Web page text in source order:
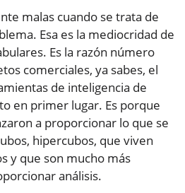
malas cuando se trata de
Esa es la mediocridad de
Es la razón número
comerciales, ya sabes, el
de inteligencia de
en primer lugar. Es porque
a proporcionar lo que se
hipercubos, que viven
y que son mucho más
análisis.